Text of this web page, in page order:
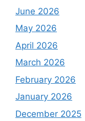
June 2026
May 2026
April 2026
March 2026
February 2026
January 2026
December 2025